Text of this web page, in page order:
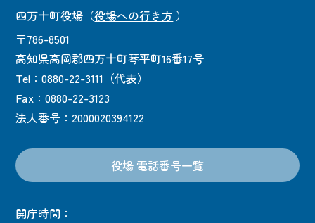
四万十町役場 （役場への行き方 ）
〒786-8501
高知県高岡郡四万十町琴平町16番17号
Tel：0880-22-3111（代表）
Fax：0880-22-3123
法人番号：2000020394122
役場 電話番号一覧
開庁時間：